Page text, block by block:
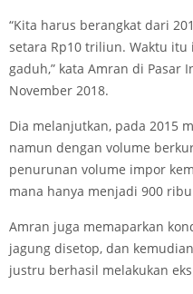
“Kita harus berangkat dari
setara Rp10 triliun. Waktu itu
gaduh,” kata Amran di Pasar
November 2018.
Dia melanjutkan, pada 2015
namun dengan volume
penurunan volume impor
mana hanya menjadi 900
Amran juga memaparkan
jagung disetop, dan
justru berhasil melakukan